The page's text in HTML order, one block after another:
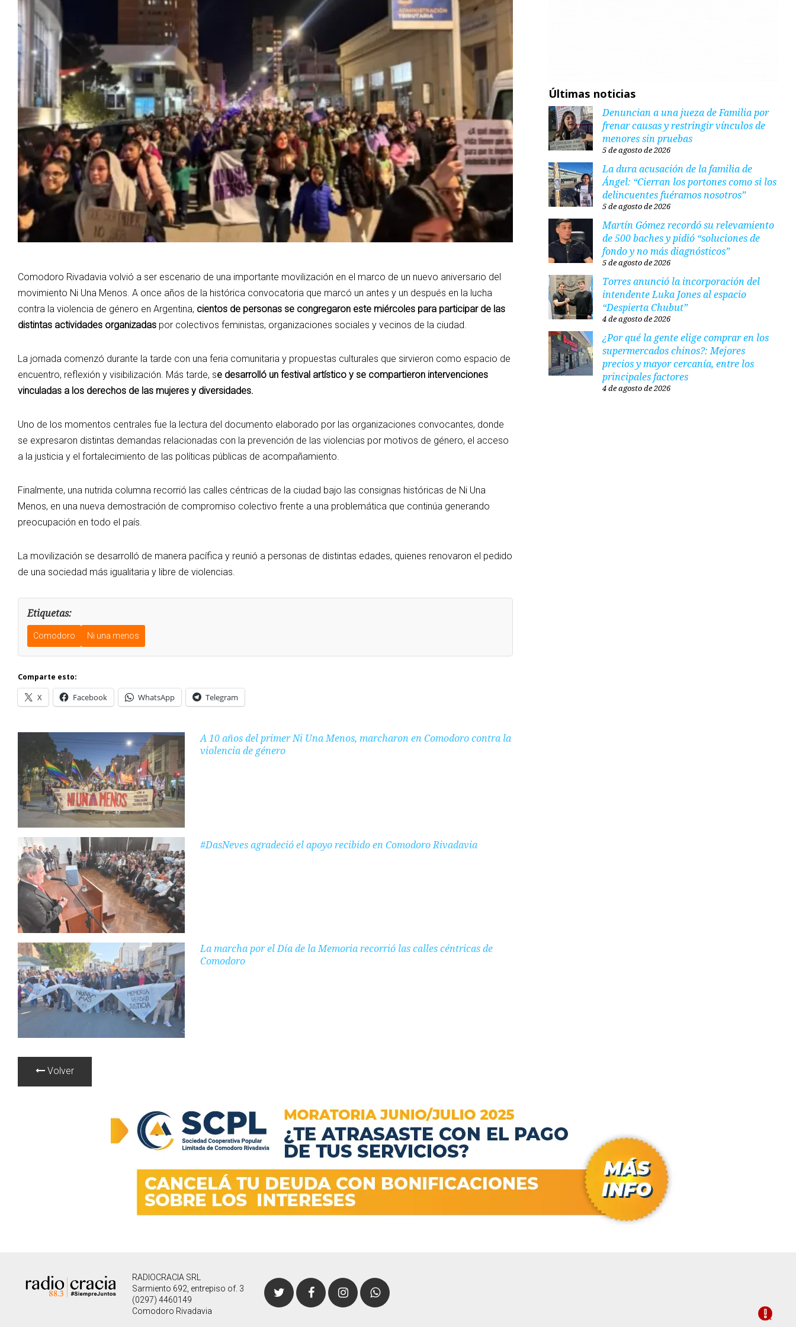
Comodoro Rivadavia volvió a ser escenario de una importante movilización en el marco de un nuevo aniversario del
movimiento Ni Una Menos. A once años de la histórica convocatoria que marcó un antes y un después en la lucha
contra la violencia de género en Argentina, cientos de personas se congregaron este miércoles para participar de las
distintas actividades organizadas por colectivos feministas, organizaciones sociales y vecinos de la ciudad.
La jornada comenzó durante la tarde con una feria comunitaria y propuestas culturales que sirvieron como espacio de
encuentro, reflexión y visibilización. Más tarde, se desarrolló un festival artístico y se compartieron intervenciones
vinculadas a los derechos de las mujeres y diversidades.
Uno de los momentos centrales fue la lectura del documento elaborado por las organizaciones convocantes, donde
se expresaron distintas demandas relacionadas con la prevención de las violencias por motivos de género, el acceso
a la justicia y el fortalecimiento de las políticas públicas de acompañamiento.
Finalmente, una nutrida columna recorrió las calles céntricas de la ciudad bajo las consignas históricas de Ni Una
Menos, en una nueva demostración de compromiso colectivo frente a una problemática que continúa generando
preocupación en todo el país.
La movilización se desarrolló de manera pacífica y reunió a personas de distintas edades, quienes renovaron el pedido
de una sociedad más igualitaria y libre de violencias.
Etiquetas:
Comodoro Ni una menos
Comparte esto:
X Facebook WhatsApp Telegram
A 10 años del primer Ni Una Menos, marcharon en Comodoro contra la
violencia de género
#DasNeves agradeció el apoyo recibido en Comodoro Rivadavia
La marcha por el Día de la Memoria recorrió las calles céntricas de
Comodoro
Volver
Últimas noticias
Denuncian a una jueza de Familia por
frenar causas y restringir vínculos de
menores sin pruebas
5 de agosto de 2026
La dura acusación de la familia de
Ángel: “Cierran los portones como si los
delincuentes fuéramos nosotros”
5 de agosto de 2026
Martín Gómez recordó su relevamiento
de 500 baches y pidió “soluciones de
fondo y no más diagnósticos”
5 de agosto de 2026
Torres anunció la incorporación del
intendente Luka Jones al espacio
“Despierta Chubut”
4 de agosto de 2026
¿Por qué la gente elige comprar en los
supermercados chinos?: Mejores
precios y mayor cercanía, entre los
principales factores
4 de agosto de 2026
RADIOCRACIA SRL
Sarmiento 692, entrepiso of. 3
(0297) 4460149
Comodoro Rivadavia